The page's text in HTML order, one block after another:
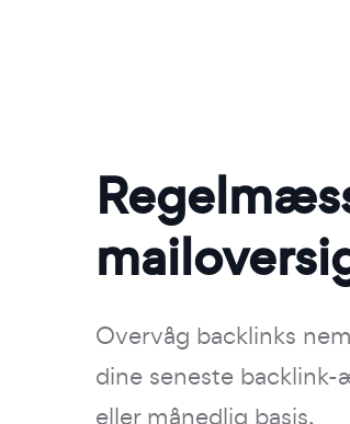
Overvåg backlinks
dine seneste
eller månedlig basis.